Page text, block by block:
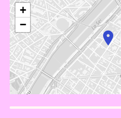
+
−